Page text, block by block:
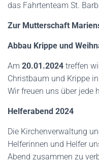
das Fahrtenteam St.
Zur Mutterschaft
Abbau Krippe und
Am 20.01.2024 treffen
Christbaum und Krippe
Wir freuen uns über jede
Helferabend 2024
Die Kirchenverwaltung
Helferinnen und Helfer
Abend zusammen zu